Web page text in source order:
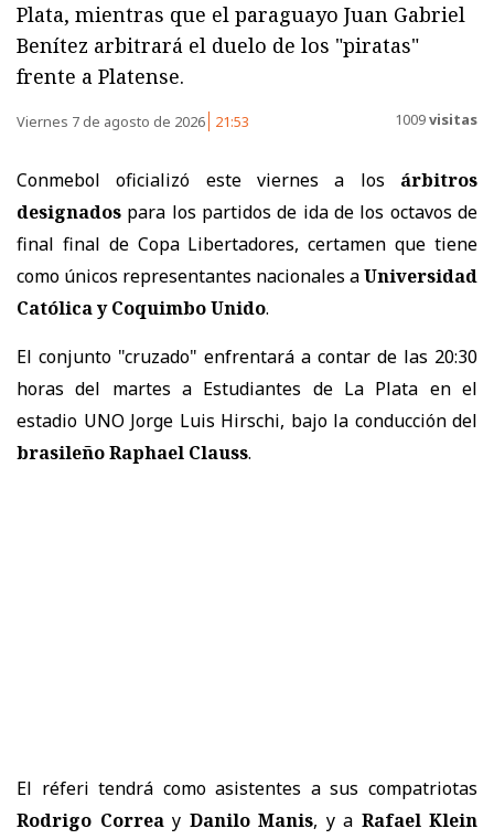
Plata, mientras que el paraguayo Juan Gabriel
Benítez arbitrará el duelo de los "piratas"
frente a Platense.
Viernes 7 de agosto de 2026 21:53 1009visitas
Conmebol oficializó este viernes a los árbitros
designados para los partidos de ida de los octavos de
final final de Copa Libertadores, certamen que tiene
como únicos representantes nacionales aUniversidad
Católica y Coquimbo Unido.
El conjunto "cruzado" enfrentará a contar de las 20:30
horas del martes a Estudiantes de La Plata en el
estadio UNO Jorge Luis Hirschi, bajo la conducción del
brasileño Raphael Clauss.
El réferi tendrá como asistentes a sus compatriotas
Rodrigo Correay Danilo Manis, y a Rafael Klein